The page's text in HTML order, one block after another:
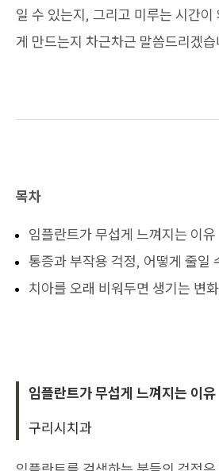
일 수 있는지, 그리고 미루는 시간
게 만드는지 차근차근 말씀드리겠습
목차
임플란트가 무섭게 느껴지는 이유
통증과 부작용 걱정, 어떻게 줄일
치아를 오래 비워두면 생기는 변화
임플란트가 무섭게 느껴지는 이유
구리시치과